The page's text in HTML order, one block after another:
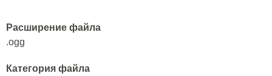
Расширение файла
.ogg
Категория файла